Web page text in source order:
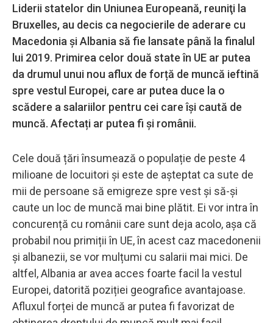
Liderii statelor din Uniunea Europeană, reuniţi la
Bruxelles, au decis ca negocierile de aderare cu
Macedonia şi Albania să fie lansate până la finalul
lui 2019. Primirea celor două state în UE ar putea
da drumul unui nou aflux de forță de muncă ieftină
spre vestul Europei, care ar putea duce la o
scădere a salariilor pentru cei care își caută de
muncă. Afectați ar putea fi și românii.
Cele două țări însumează o populație de peste 4
milioane de locuitori și este de așteptat ca sute de
mii de persoane să emigreze spre vest și să-și
caute un loc de muncă mai bine plătit. Ei vor intra în
concurență cu românii care sunt deja acolo, așa că
probabil nou primiții în UE, în acest caz macedonenii
și albanezii, se vor mulțumi cu salarii mai mici. De
altfel, Albania ar avea acces foarte facil la vestul
Europei, datorită poziției geografice avantajoase.
Afluxul forței de muncă ar putea fi favorizat de